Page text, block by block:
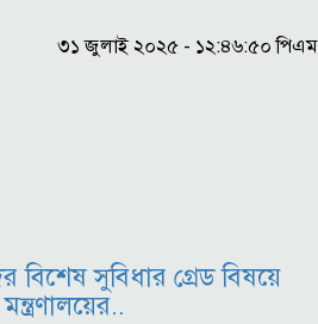
৩১ জুলাই ২০২৫ - ১২:৪৬:৫০ পিএম
বিশেষ সুবিধার গ্রেড বিষয়ে